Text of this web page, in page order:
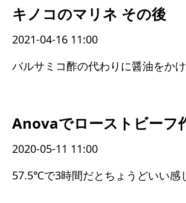
キノコのマリネ その後
2021-04-16 11:00
バルサミコ酢の代わりに醤油をか
Anovaでローストビーフ
2020-05-11 11:00
57.5℃で3時間だとちょうどいい感